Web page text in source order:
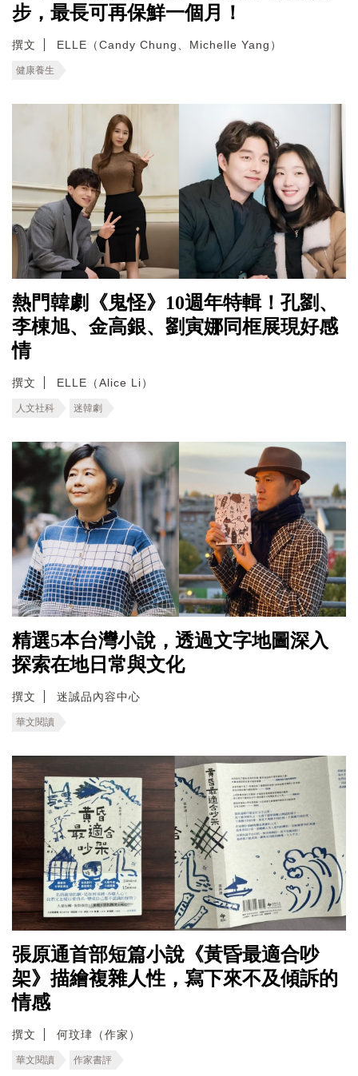
步，最長可再保鮮一個月！
撰文 ELLE（Candy Chung、Michelle Yang）
健康養生
熱門韓劇《鬼怪》10週年特輯！孔劉、
李棟旭、金高銀、劉寅娜同框展現好感
情
撰文 ELLE（Alice Li）
人文社科 迷韓劇
精選5本台灣小說，透過文字地圖深入
探索在地日常與文化
撰文 迷誠品內容中心
華文閱讀
張原通首部短篇小說《黃昏最適合吵
架》描繪複雜人性，寫下來不及傾訴的
情感
撰文 何玟珒（作家）
華文閱讀 作家書評